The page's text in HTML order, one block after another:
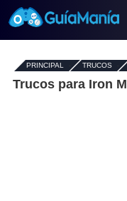
PRINCIPAL - TRUCOS-
Trucos para Iron